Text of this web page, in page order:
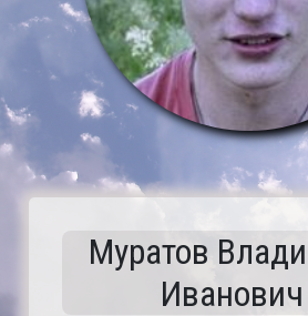
Муратов
Иванович